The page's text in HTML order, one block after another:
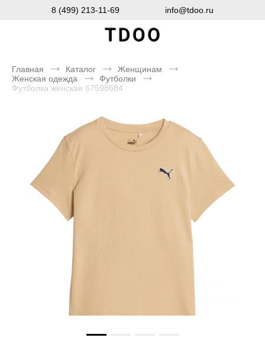
8 (499) 213-11-69 info@tdoo.ru
Главная Каталог
Женщинам
Женская одежда
Футболки
Футболка женская 67598684